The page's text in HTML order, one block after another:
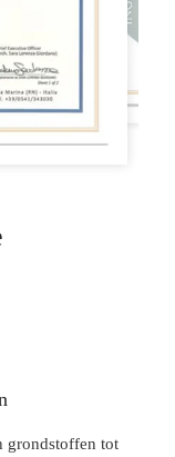
grondstoffen tot